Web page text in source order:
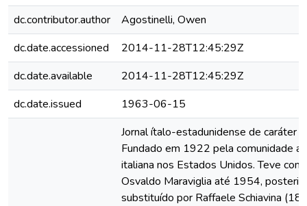
dc.contributor.author
Agostinelli, Owen
dc.date.accessioned
2014-11-28T12:45:29Z
dc.date.available
2014-11-28T12:45:29Z
dc.date.issued
1963-06-15
Jornal ítalo-estadunidense de caráter
Fundado em 1922 pela comunidade
italiana nos Estados Unidos. Teve
Osvaldo Maraviglia até 1954,
substituído por Raffaele Schiavina